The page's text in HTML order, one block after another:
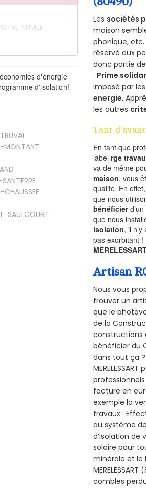
d'énergie
d'isolation!
MONTANT
CHAUSSEE
SAULCOURT
Les sociétés
maison
phonique,
réservé aux
donc partie
: Prime
imposé par les
energie.
les autres
Tant
En tant que
labelrge
va de même
maison, vous
qualité. En
que nous
bénéficierd’un
que nous
isolation, il
pas exorbitant !
Artisan
Nous vous
trouver un
que le
de la
constructions
bénéficier du
dans tout ça ?
facture en
exemple la
travaux :
au système
d’isolation de
solaire pour
minérale et le
combles